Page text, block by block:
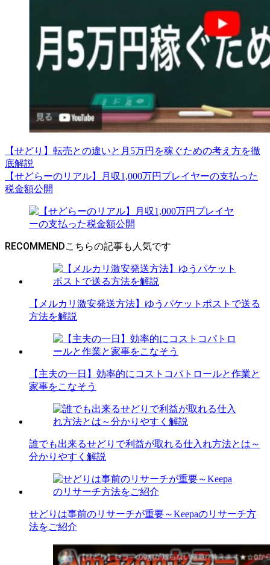
【せどり】転売との違いと月5万円を稼ぐための考え方を徹
底解説
【せどらーのリアル】月収1,000万円プレイヤーの支払った
税金額公開
RECOMMEND
【メルカリ激安発送方法】ゆうパケットポストで送る
方法を解説
【主夫の一日】効率的にコストコパトロールと作業と
家事をこなそう
誰でも出来るせどりで利益が取れる仕入れ方法とは～
分かりやすく解説
せどりは事前のリサーチが重要～Keepaのリサーチ方
法をご紹介